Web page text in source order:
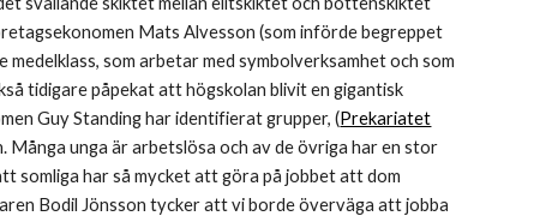
Mats Alvesson (som införde begreppet
medelklass, som arbetar med symbolverksamhet och som
tidigare påpekat att högskolan blivit en gigantisk
Guy Standing har identifierat grupper, (Prekariatet
unga är arbetslösa och av de övriga har en stor
somliga har så mycket att göra på jobbet att dom
Bodil Jönsson tycker att vi borde överväga att jobba